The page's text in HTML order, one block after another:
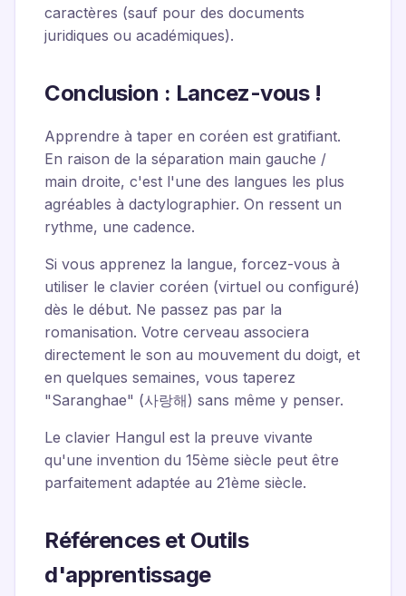
caractères (sauf pour des documents
juridiques ou académiques).
Conclusion : Lancez-vous !
Apprendre à taper en coréen est gratifiant.
En raison de la séparation main gauche /
main droite, c'est l'une des langues les plus
agréables à dactylographier. On ressent un
rythme, une cadence.
Si vous apprenez la langue, forcez-vous à
utiliser le clavier coréen (virtuel ou configuré)
dès le début. Ne passez pas par la
romanisation. Votre cerveau associera
directement le son au mouvement du doigt, et
en quelques semaines, vous taperez
"Saranghae" (사랑해) sans même y penser.
Le clavier Hangul est la preuve vivante
qu'une invention du 15ème siècle peut être
parfaitement adaptée au 21ème siècle.
Références et Outils
d'apprentissage